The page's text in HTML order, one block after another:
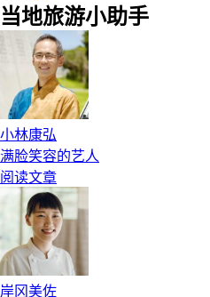
当地旅游小助手
小林康弘
满脸笑容的艺人
阅读文章
岸冈美佐